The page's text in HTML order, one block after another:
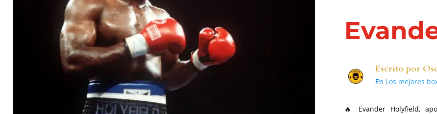
Escrito por
En Los mejores
🔥 Evander Holyfield,